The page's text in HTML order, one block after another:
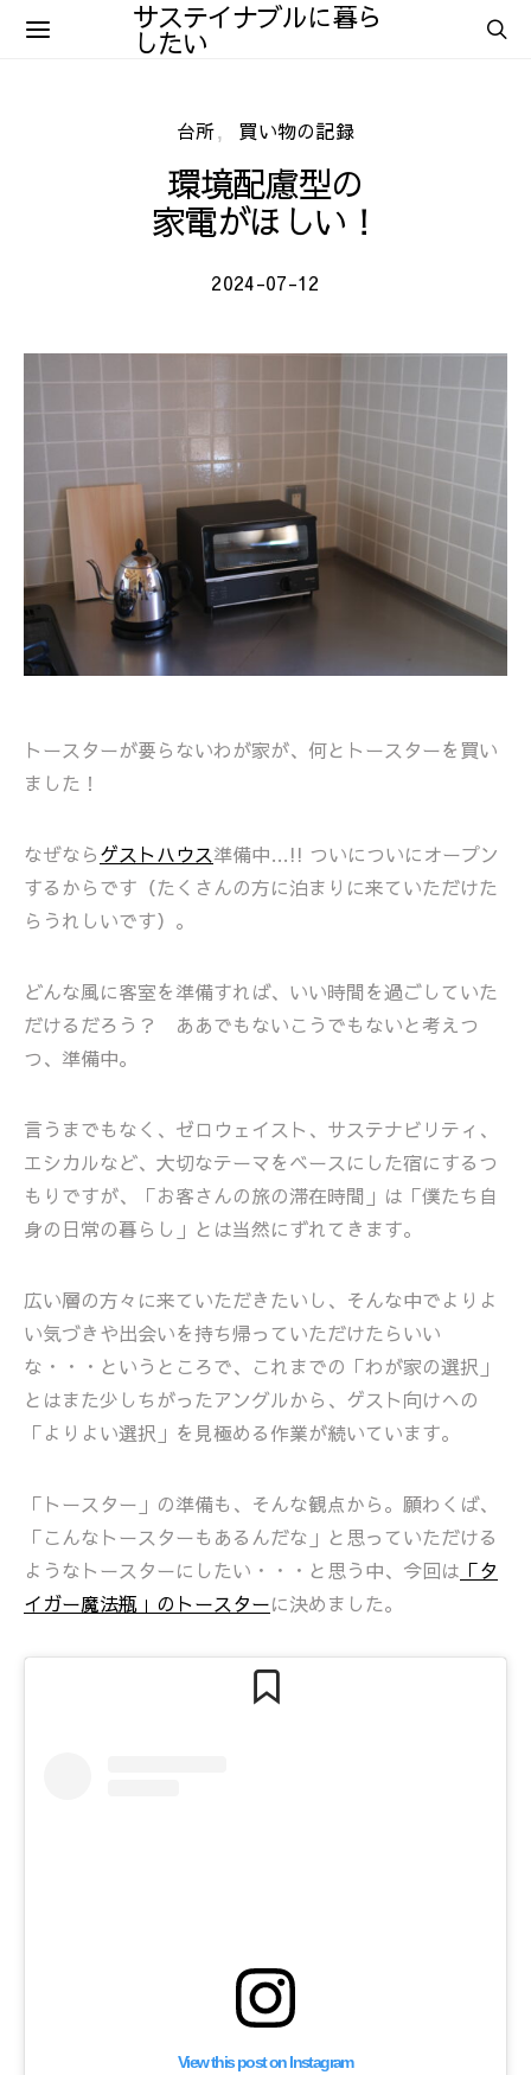
サステイナブルに暮ら
したい
台所 買い物の記録
環境配慮型の
家電がほしい！
2024-07-12
トースターが要らないわが家が、何とトースターを買い
ました！
なぜならゲストハウス準備中…!! ついについにオープン
するからです（たくさんの方に泊まりに来ていただけた
らうれしいです）。
どんな風に客室を準備すれば、いい時間を過ごしていた
だけるだろう？ ああでもないこうでもないと考えつ
つ、準備中。
言うまでもなく、ゼロウェイスト、サステナビリティ、
エシカルなど、大切なテーマをベースにした宿にするつ
もりですが、「お客さんの旅の滞在時間」は「僕たち自
身の日常の暮らし」とは当然にずれてきます。
広い層の方々に来ていただきたいし、そんな中でよりよ
い気づきや出会いを持ち帰っていただけたらいい
な・・・というところで、これまでの「わが家の選択」
とはまた少しちがったアングルから、ゲスト向けへの
「よりよい選択」を見極める作業が続いています。
「トースター」の準備も、そんな観点から。願わくば、
「こんなトースターもあるんだな」と思っていただける
ようなトースターにしたい・・・と思う中、今回は 「タ
イガー魔法瓶」のトースターに決めました。
View this post on Instagram